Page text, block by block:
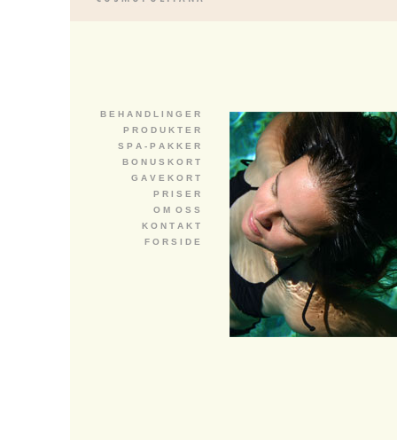
B E H A N D L I N G E R
P R O D U K T E R
S P A - P A K K E R
B O N U S K O R T
G A V E K O R T
P R I S E R
O M O S S
K O N T A K T
F O R S I D E